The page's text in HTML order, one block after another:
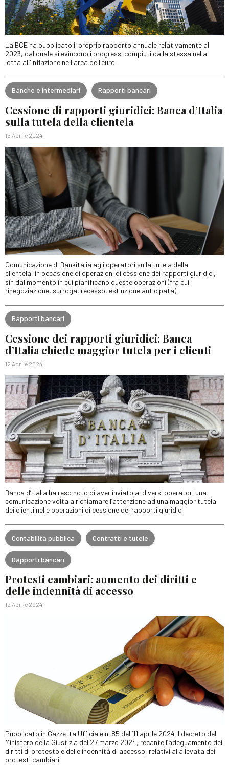
La BCE ha pubblicato il proprio rapporto annuale relativamente al
2023, dal quale si evincono i progressi compiuti dalla stessa nella
lotta all'inflazione nell'area dell'euro.
Banche e intermediari Rapporti bancari
Cessione di rapporti giuridici: Banca d’Italia
sulla tutela della clientela
15 Aprile 2024
Comunicazione di Bankitalia agli operatori sulla tutela della
clientela, in occasione di operazioni di cessione dei rapporti giuridici,
sin dal momento in cui pianificano queste operazioni (fra cui
rinegoziazione, surroga, recesso, estinzione anticipata).
Rapporti bancari
Cessione dei rapporti giuridici: Banca
d’Italia chiede maggior tutela per i clienti
12 Aprile 2024
Banca d’Italia ha reso noto di aver inviato ai diversi operatori una
comunicazione volta a richiamare l’attenzione ad una maggior tutela
dei clienti nelle operazioni di cessione dei rapporti giuridici.
Contabilità pubblica Contratti e tutele
Rapporti bancari
Protesti cambiari: aumento dei diritti e
delle indennità di accesso
12 Aprile 2024
Pubblicato in Gazzetta Ufficiale n. 85 dell’11 aprile 2024 il decreto del
Ministero della Giustizia del 27 marzo 2024, recante l’adeguamento dei
diritti di protesto e delle indennità di accesso, relativi alla levata dei
protesti cambiari.